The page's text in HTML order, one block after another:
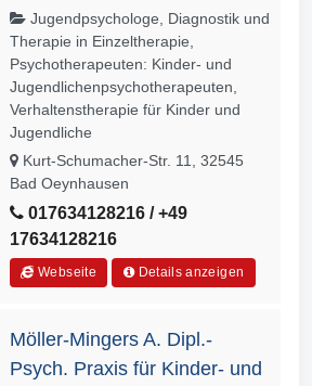
Jugendpsychologe, Diagnostik und
Therapie in Einzeltherapie,
Psychotherapeuten: Kinder- und
Jugendlichenpsychotherapeuten,
Verhaltenstherapie für Kinder und
Jugendliche
Kurt-Schumacher-Str. 11, 32545
Bad Oeynhausen
017634128216 / +49
17634128216
Webseite Details anzeigen
Möller-Mingers A. Dipl.-
Psych. Praxis für Kinder- und